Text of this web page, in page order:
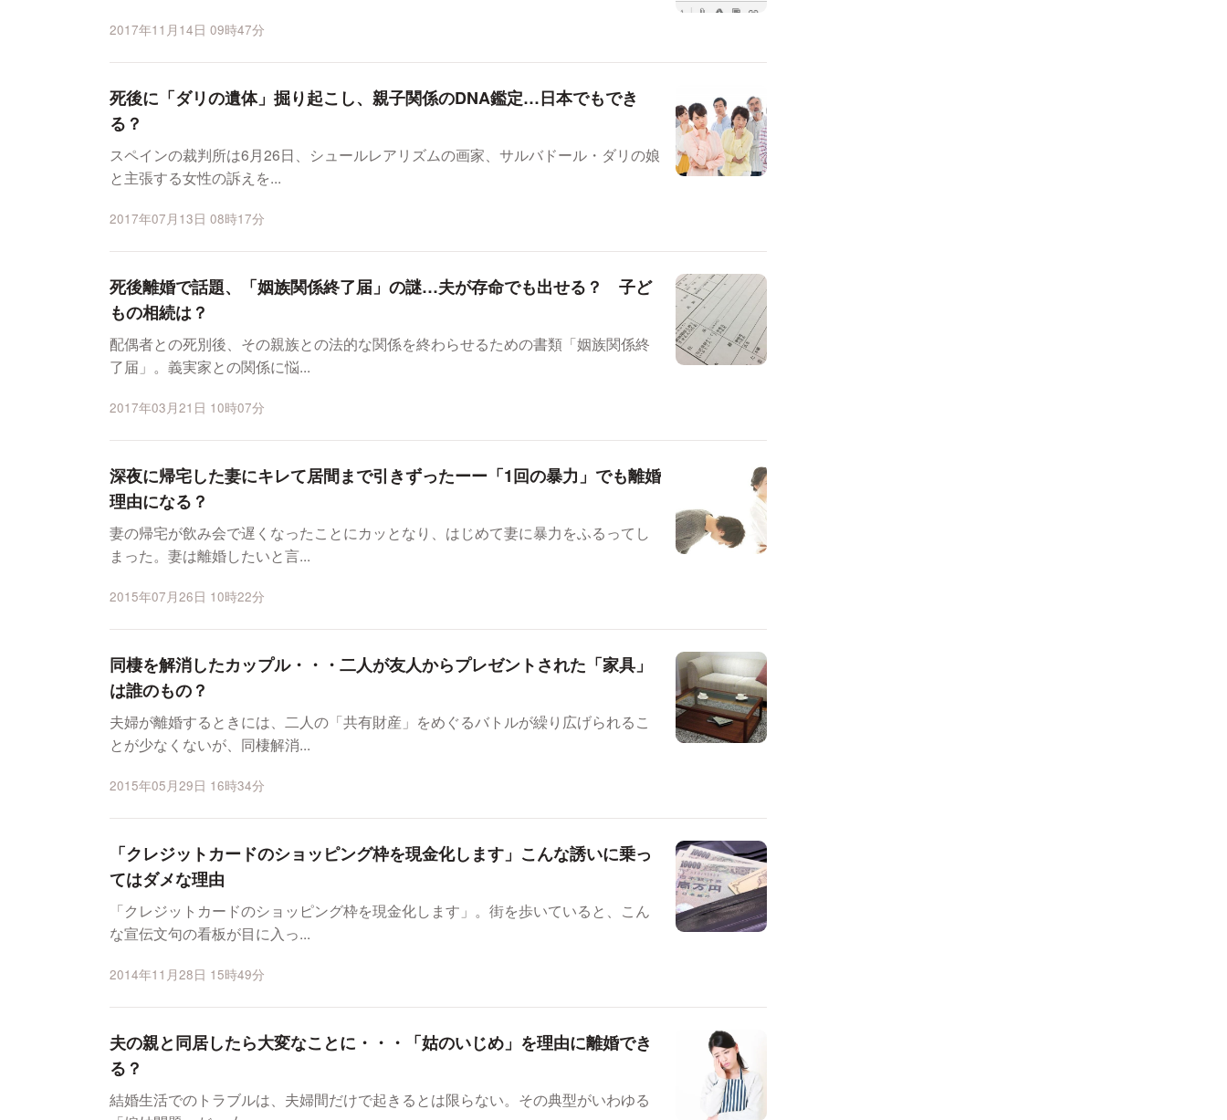
2017年11月14日 09時47分
死後に「ダリの遺体」掘り起こし、親子関係のDNA鑑定…日本でもでき
る？
スペインの裁判所は6月26日、シュールレアリズムの画家、サルバドール・ダリの娘
と主張する女性の訴えを...
2017年07月13日 08時17分
死後離婚で話題、「姻族関係終了届」の謎…夫が存命でも出せる？ 子ど
もの相続は？
配偶者との死別後、その親族との法的な関係を終わらせるための書類「姻族関係終
了届」。義実家との関係に悩...
2017年03月21日 10時07分
深夜に帰宅した妻にキレて居間まで引きずったーー「1回の暴力」でも離婚
理由になる？
妻の帰宅が飲み会で遅くなったことにカッとなり、はじめて妻に暴力をふるってし
まった。妻は離婚したいと言...
2015年07月26日 10時22分
同棲を解消したカップル・・・二人が友人からプレゼントされた「家具」
は誰のもの？
夫婦が離婚するときには、二人の「共有財産」をめぐるバトルが繰り広げられるこ
とが少なくないが、同棲解消...
2015年05月29日 16時34分
「クレジットカードのショッピング枠を現金化します」こんな誘いに乗っ
てはダメな理由
「クレジットカードのショッピング枠を現金化します」。街を歩いていると、こん
な宣伝文句の看板が目に入っ...
2014年11月28日 15時49分
夫の親と同居したら大変なことに・・・「姑のいじめ」を理由に離婚でき
る？
結婚生活でのトラブルは、夫婦間だけで起きるとは限らない。その典型がいわゆる